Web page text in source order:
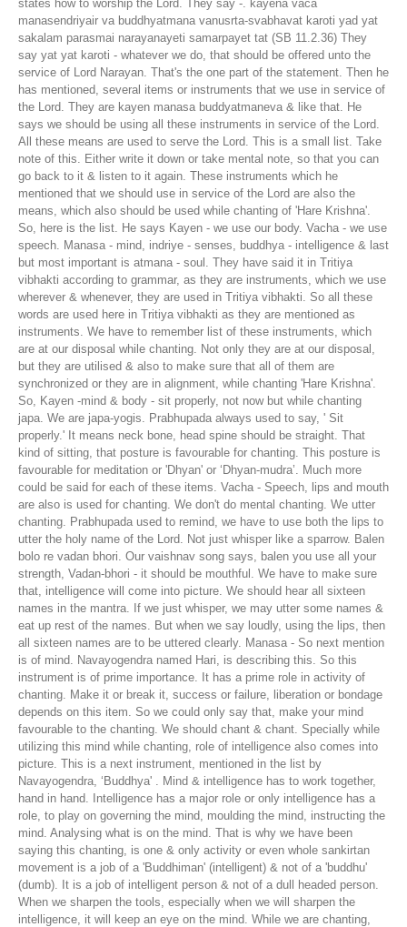
states how to worship the Lord. They say -. kayena vaca
manasendriyair va buddhyatmana vanusrta-svabhavat karoti yad yat
sakalam parasmai narayanayeti samarpayet tat (SB 11.2.36) They
say yat yat karoti - whatever we do, that should be offered unto the
service of Lord Narayan. That's the one part of the statement. Then he
has mentioned, several items or instruments that we use in service of
the Lord. They are kayen manasa buddyatmaneva & like that. He
says we should be using all these instruments in service of the Lord.
All these means are used to serve the Lord. This is a small list. Take
note of this. Either write it down or take mental note, so that you can
go back to it & listen to it again. These instruments which he
mentioned that we should use in service of the Lord are also the
means, which also should be used while chanting of 'Hare Krishna'.
So, here is the list. He says Kayen - we use our body. Vacha - we use
speech. Manasa - mind, indriye - senses, buddhya - intelligence & last
but most important is atmana - soul. They have said it in Tritiya
vibhakti according to grammar, as they are instruments, which we use
wherever & whenever, they are used in Tritiya vibhakti. So all these
words are used here in Tritiya vibhakti as they are mentioned as
instruments. We have to remember list of these instruments, which
are at our disposal while chanting. Not only they are at our disposal,
but they are utilised & also to make sure that all of them are
synchronized or they are in alignment, while chanting 'Hare Krishna'.
So, Kayen -mind & body - sit properly, not now but while chanting
japa. We are japa-yogis. Prabhupada always used to say, ' Sit
properly.' It means neck bone, head spine should be straight. That
kind of sitting, that posture is favourable for chanting. This posture is
favourable for meditation or 'Dhyan' or ‘Dhyan-mudra’. Much more
could be said for each of these items. Vacha - Speech, lips and mouth
are also is used for chanting. We don't do mental chanting. We utter
chanting. Prabhupada used to remind, we have to use both the lips to
utter the holy name of the Lord. Not just whisper like a sparrow. Balen
bolo re vadan bhori. Our vaishnav song says, balen you use all your
strength, Vadan-bhori - it should be mouthful. We have to make sure
that, intelligence will come into picture. We should hear all sixteen
names in the mantra. If we just whisper, we may utter some names &
eat up rest of the names. But when we say loudly, using the lips, then
all sixteen names are to be uttered clearly. Manasa - So next mention
is of mind. Navayogendra named Hari, is describing this. So this
instrument is of prime importance. It has a prime role in activity of
chanting. Make it or break it, success or failure, liberation or bondage
depends on this item. So we could only say that, make your mind
favourable to the chanting. We should chant & chant. Specially while
utilizing this mind while chanting, role of intelligence also comes into
picture. This is a next instrument, mentioned in the list by
Navayogendra, ‘Buddhya' . Mind & intelligence has to work together,
hand in hand. Intelligence has a major role or only intelligence has a
role, to play on governing the mind, moulding the mind, instructing the
mind. Analysing what is on the mind. That is why we have been
saying this chanting, is one & only activity or even whole sankirtan
movement is a job of a 'Buddhiman' (intelligent) & not of a 'buddhu'
(dumb). It is a job of intelligent person & not of a dull headed person.
When we sharpen the tools, especially when we will sharpen the
intelligence, it will keep an eye on the mind. While we are chanting,